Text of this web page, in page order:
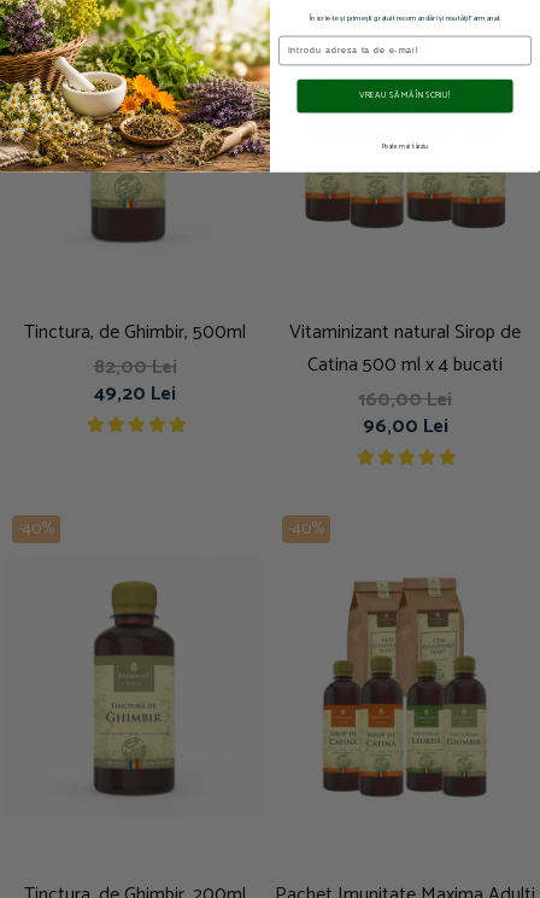
Tinctura, de Ghimbir, 500ml
82,00 Lei
49,20 Lei
Vitaminizant natural Sirop de
Catina 500 ml x 4 bucati
160,00 Lei
96,00 Lei
-40% -40%
Înscrie-te și primești gratuit recomandări și noutăți Farmanat.
Email
VREAU SĂ MĂ ÎNSCRIU!
Poate mai târziu